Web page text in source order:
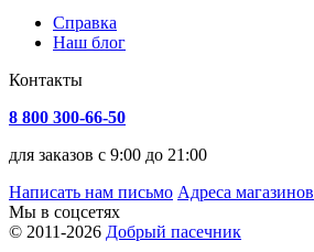
Справка
Наш блог
Контакты
8 800 300-66-50
для заказов с 9:00 до 21:00
Написать нам письмо Адреса магазинов
Мы в соцсетях
© 2011-2026 Добрый пасечник